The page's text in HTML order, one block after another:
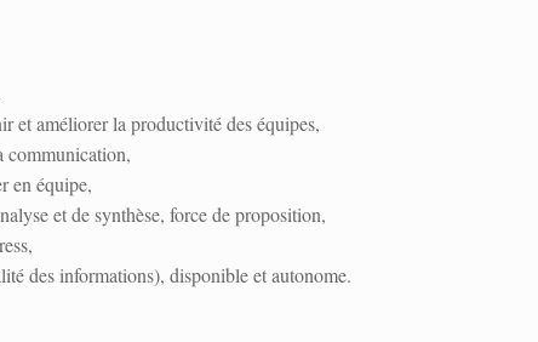
et améliorer la productivité des équipes,
communication,
en équipe,
et de synthèse, force de proposition,
des informations), disponible et autonome.